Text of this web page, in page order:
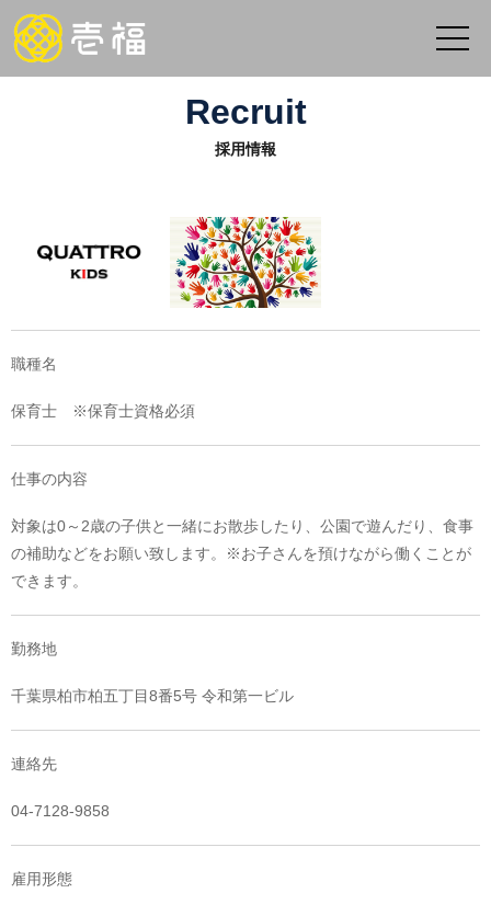
Recruit
採用情報
職種名
保育士 ※保育士資格必須
仕事の内容
対象は0～2歳の子供と一緒にお散歩したり、公園で遊んだり、食事
の補助などをお願い致します。※お子さんを預けながら働くことが
できます。
勤務地
千葉県柏市柏五丁目8番5号 令和第一ビル
連絡先
04-7128-9858
雇用形態